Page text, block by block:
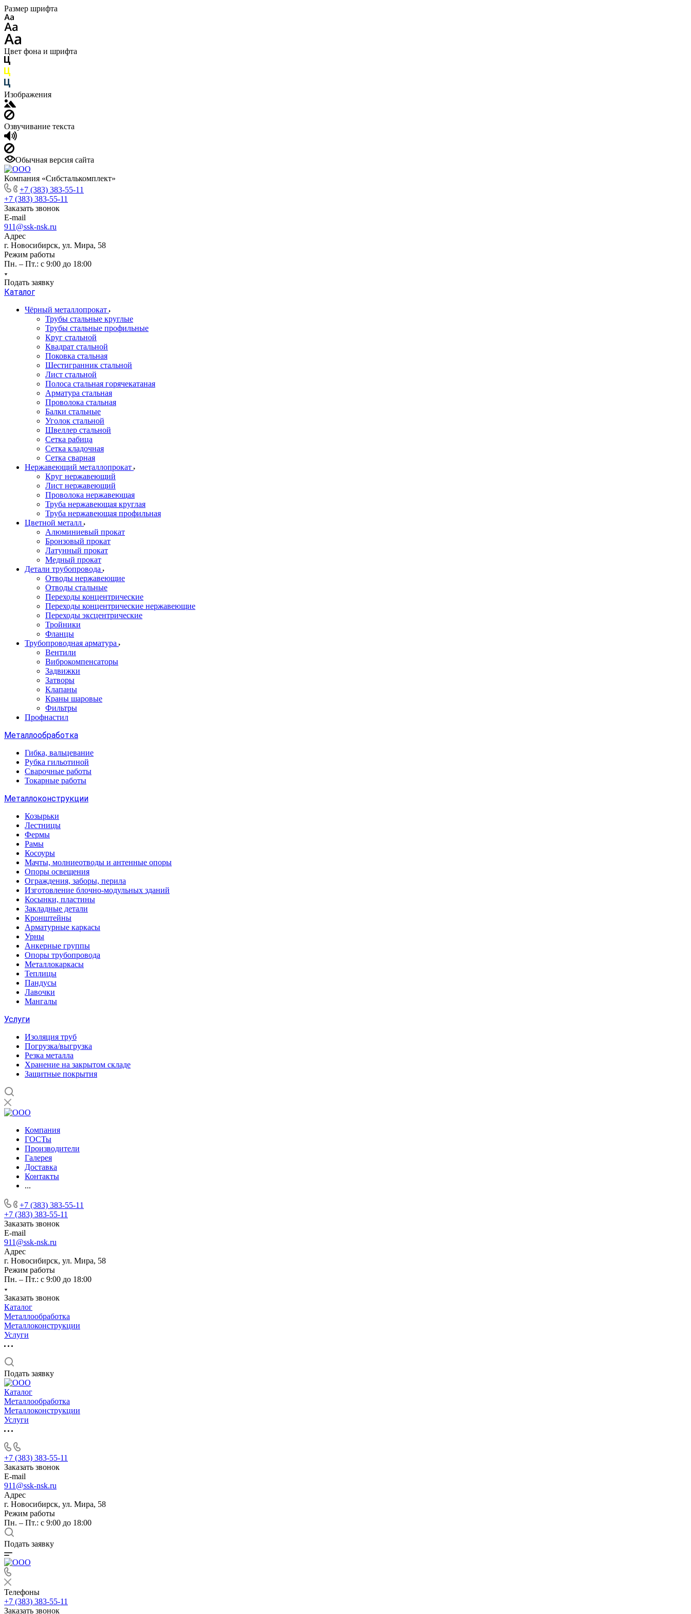
Размер шрифта
Цвет фона и шрифта
Изображения
Озвучивание текста
Обычная версия сайта
Компания «Сибсталькомплект»
+7 (383) 383-55-11
+7 (383) 383-55-11
Заказать звонок
E-mail
911@ssk-nsk.ru
Адрес
г. Новосибирск, ул. Мира, 58
Режим работы
Пн. – Пт.: с 9:00 до 18:00
Подать заявку
Каталог
Чёрный металлопрокат
Трубы стальные круглые
Трубы стальные профильные
Круг стальной
Квадрат стальной
Поковка стальная
Шестигранник стальной
Лист стальной
Полоса стальная горячекатаная
Арматура стальная
Проволока стальная
Балки стальные
Уголок стальной
Швеллер стальной
Сетка рабица
Сетка кладочная
Сетка сварная
Нержавеющий металлопрокат
Круг нержавеющий
Лист нержавеющий
Проволока нержавеющая
Труба нержавеющая круглая
Труба нержавеющая профильная
Цветной металл
Алюминиевый прокат
Бронзовый прокат
Латунный прокат
Медный прокат
Детали трубопровода
Отводы нержавеющие
Отводы стальные
Переходы концентрические
Переходы концентрические нержавеющие
Переходы эксцентрические
Тройники
Фланцы
Трубопроводная арматура
Вентили
Виброкомпенсаторы
Задвижки
Затворы
Клапаны
Краны шаровые
Фильтры
Профнастил
Металлообработка
Гибка, вальцевание
Рубка гильотиной
Сварочные работы
Токарные работы
Металлоконструкции
Козырьки
Лестницы
Фермы
Рамы
Косоуры
Мачты, молниеотводы и антенные опоры
Опоры освещения
Ограждения, заборы, перила
Изготовление блочно-модульных зданий
Косынки, пластины
Закладные детали
Кронштейны
Арматурные каркасы
Урны
Анкерные группы
Опоры трубопровода
Металлокаркасы
Теплицы
Пандусы
Лавочки
Мангалы
Услуги
Изоляция труб
Погрузка/выгрузка
Резка металла
Хранение на закрытом складе
Защитные покрытия
Компания
ГОСТы
Производители
Галерея
Доставка
Контакты
...
+7 (383) 383-55-11
+7 (383) 383-55-11
Заказать звонок
E-mail
911@ssk-nsk.ru
Адрес
г. Новосибирск, ул. Мира, 58
Режим работы
Пн. – Пт.: с 9:00 до 18:00
Заказать звонок
Каталог
Металлообработка
Металлоконструкции
Услуги
Подать заявку
Каталог
Металлообработка
Металлоконструкции
Услуги
+7 (383) 383-55-11
Заказать звонок
E-mail
911@ssk-nsk.ru
Адрес
г. Новосибирск, ул. Мира, 58
Режим работы
Пн. – Пт.: с 9:00 до 18:00
Подать заявку
Телефоны
+7 (383) 383-55-11
Заказать звонок